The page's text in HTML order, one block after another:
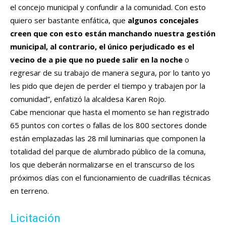
el concejo municipal y confundir a la comunidad. Con esto
quiero ser bastante enfática, que algunos concejales
creen que con esto están manchando nuestra gestión
municipal, al contrario, el único perjudicado es el
vecino de a pie que no puede salir en la noche o
regresar de su trabajo de manera segura, por lo tanto yo
les pido que dejen de perder el tiempo y trabajen por la
comunidad”, enfatizó la alcaldesa Karen Rojo.
Cabe mencionar que hasta el momento se han registrado
65 puntos con cortes o fallas de los 800 sectores donde
están emplazadas las 28 mil luminarias que componen la
totalidad del parque de alumbrado público de la comuna,
los que deberán normalizarse en el transcurso de los
próximos días con el funcionamiento de cuadrillas técnicas
en terreno.
Licitación